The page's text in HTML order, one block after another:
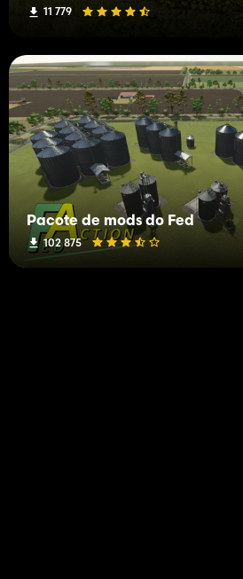
expostas de segmentos de
pasto de 4 m com saia de sujeira
repintura de prados e folhagens.
- Adicionadas exibições de
pastagens de animais. - Os poços de
conectados a até 25 m de uma cerca de
11 779
Pacote de mods do Fed
102 875